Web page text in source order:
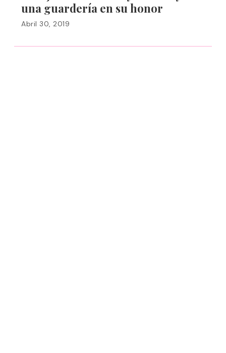
una guardería en su honor
Abril 30, 2019